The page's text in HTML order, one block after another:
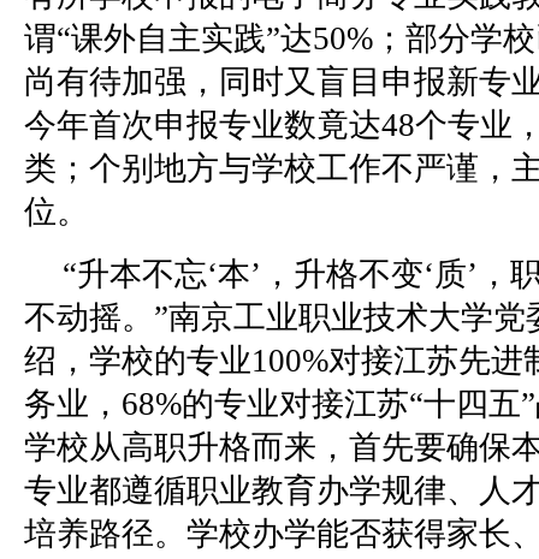
谓“课外自主实践”达50%；部分学
尚有待加强，同时又盲目申报新专
今年首次申报专业数竟达48个专业
类；个别地方与学校工作不严谨，
位。
“升本不忘‘本’，升格不变‘质’，
不动摇。”南京工业职业技术大学党
绍，学校的专业100%对接江苏先进
务业，68%的专业对接江苏“十四五
学校从高职升格而来，首先要确保
专业都遵循职业教育办学规律、人
培养路径。学校办学能否获得家长